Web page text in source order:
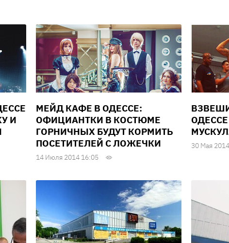
И
МЕЙД КАФЕ В ОДЕССЕ:
ОФИЦИАНТКИ В КОСТЮМЕ
ГОРНИЧНЫХ БУДУТ КОРМИТЬ
ПОСЕТИТЕЛЕЙ С ЛОЖЕЧКИ
14 Июля 2014 16:05
30 Мая